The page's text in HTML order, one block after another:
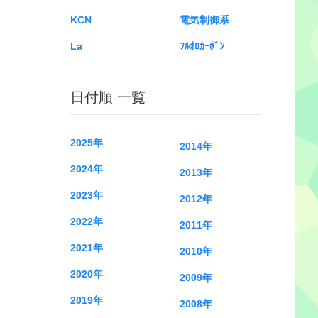
KCN
La
電気制御系
ﾌﾙｵﾛｶｰﾎﾞﾝ
日付順 一覧
2025年
2024年
2023年
2022年
2021年
2020年
2019年
2014年
2013年
2012年
2011年
2010年
2009年
2008年